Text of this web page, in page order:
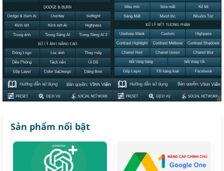
Sản phẩm nổi bật